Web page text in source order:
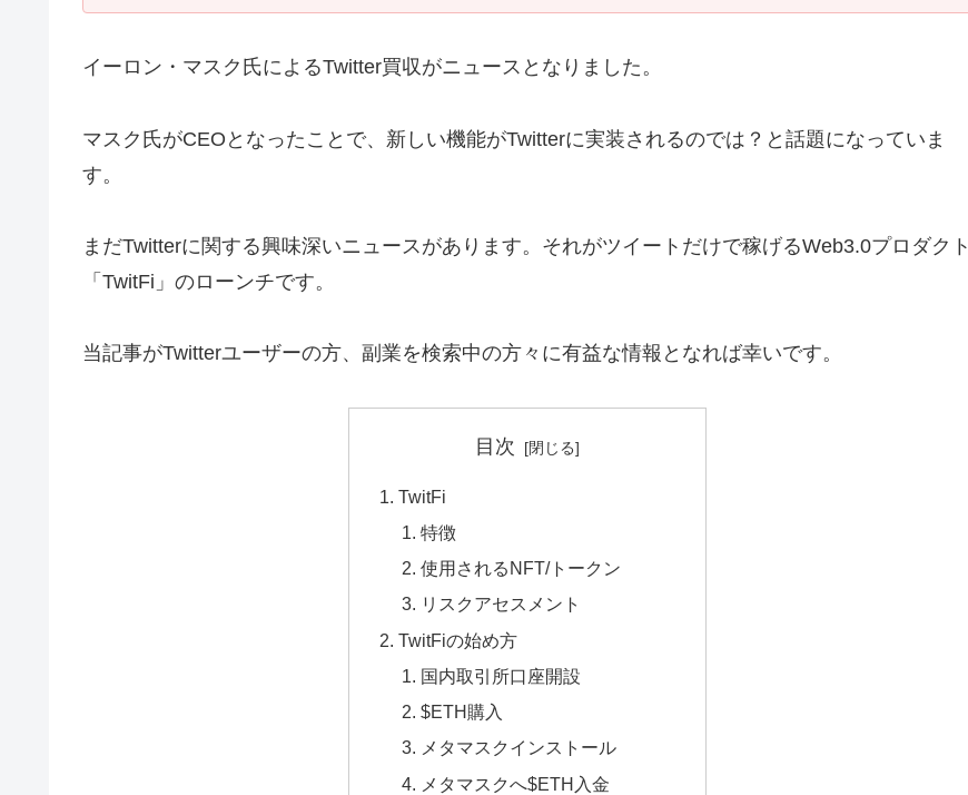
イーロン・マスク氏によるTwitter買収がニュースとなりました。
マスク氏がCEOとなったことで、新しい機能がTwitterに実装されるのでは？と話題になっていま
す。
まだTwitterに関する興味深いニュースがあります。それがツイートだけで稼げるWeb3.0プロダクト
「TwitFi」のローンチです。
当記事がTwitterユーザーの方、副業を検索中の方々に有益な情報となれば幸いです。
目次
TwitFi
特徴
使用されるNFT/トークン
リスクアセスメント
TwitFiの始め方
国内取引所口座開設
$ETH購入
メタマスクインストール
メタマスクへ$ETH入金